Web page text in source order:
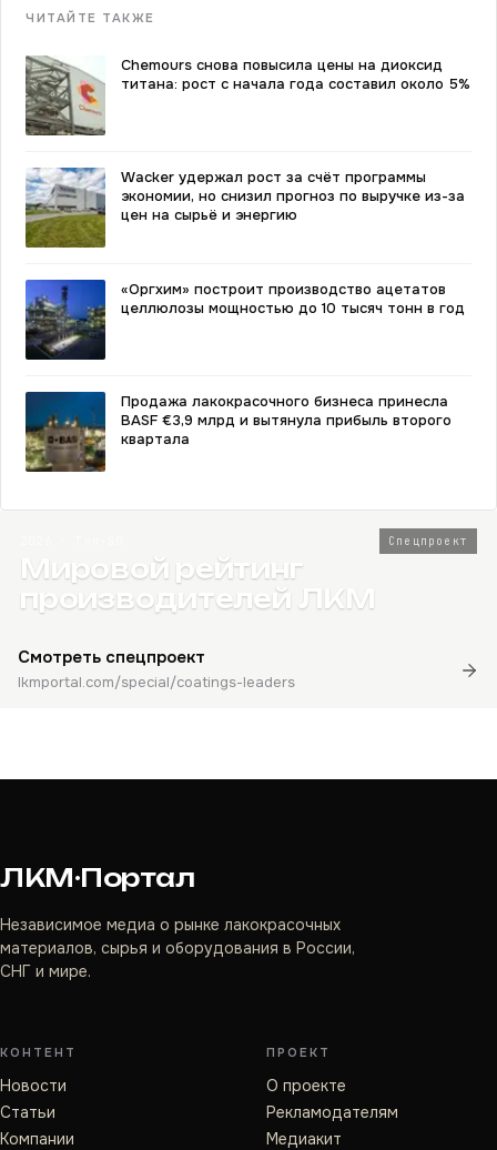
ЧИТАЙТЕ ТАКЖЕ
Chemours снова повысила цены на диоксид
титана: рост с начала года составил около 5%
Wacker удержал рост за счёт программы
экономии, но снизил прогноз по выручке из-за
цен на сырьё и энергию
«Оргхим» построит производство ацетатов
целлюлозы мощностью до 10 тысяч тонн в год
Продажа лакокрасочного бизнеса принесла
BASF €3,9 млрд и вытянула прибыль второго
квартала
Спецпроект
Мировой рейтинг
производителей ЛКМ
Смотреть спецпроект
lkmportal.com/special/coatings-leaders
ЛКМ·Портал
Независимое медиа о рынке лакокрасочных
материалов, сырья и оборудования в России,
СНГ и мире.
КОНТЕНТ
Новости
Статьи
Компании
ПРОЕКТ
О проекте
Рекламодателям
Медиакит